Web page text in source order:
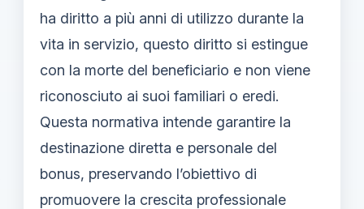
ha diritto a più anni di utilizzo durante la
vita in servizio, questo diritto si estingue
con la morte del beneficiario e non viene
riconosciuto ai suoi familiari o eredi.
Questa normativa intende garantire la
destinazione diretta e personale del
bonus, preservando l’obiettivo di
promuovere la crescita professionale